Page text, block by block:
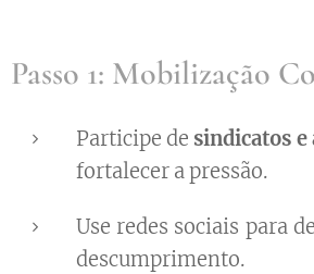
Passo 1: Mobilização
Participe de sindicatos e
fortalecer a pressão.
Use redes sociais para
descumprimento.